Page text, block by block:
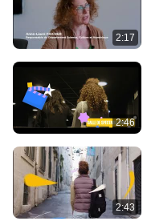
2:17
2:46
2:43